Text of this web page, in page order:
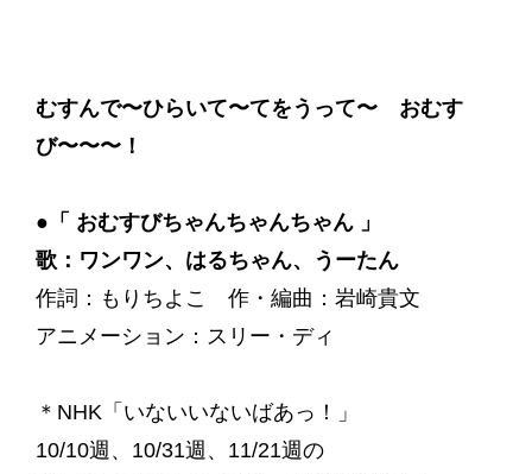
むすんで〜ひらいて〜てをうって〜 おむす
び〜〜〜！
●「 おむすびちゃんちゃんちゃん 」
歌：ワンワン、はるちゃん、うーたん
作詞：もりちよこ 作・編曲：岩崎貴文
アニメーション：スリー・ディ
＊NHK「いないいないばあっ！」
10/10週、10/31週、11/21週の